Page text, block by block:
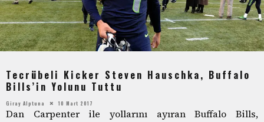
Tecrübeli Kicker Steven Hauschka, Buffalo
Bills’in Yolunu Tuttu
Giray Alptuna 10 Mart 2017
Dan Carpenter ile yollarını ayıran Buffalo Bills,